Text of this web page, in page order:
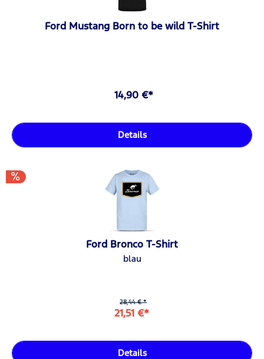
Ford Mustang Born to be wild T-Shirt
14,90 €*
Details
Ford Bronco T-Shirt
blau
28,44 € *
21,51 €*
Details